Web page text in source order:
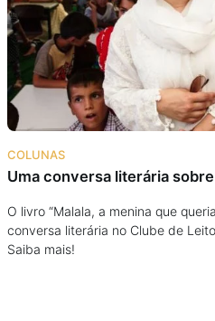
Listas
Como ler?
Na escola
Na família
Colunas
COLUNAS
Uma conversa literária
O livro “Malala, a menina que
conversa literária no Clube de
Saiba mais!